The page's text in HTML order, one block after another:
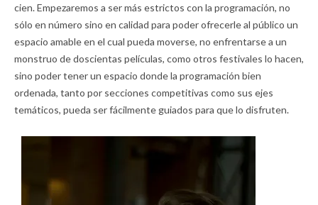
cien. Empezaremos a ser más estrictos con la programación, no
sólo en número sino en calidad para poder ofrecerle al público un
espacio amable en el cual pueda moverse, no enfrentarse a un
monstruo de doscientas películas, como otros festivales lo hacen,
sino poder tener un espacio donde la programación bien
ordenada, tanto por secciones competitivas como sus ejes
temáticos, pueda ser fácilmente guiados para que lo disfruten.